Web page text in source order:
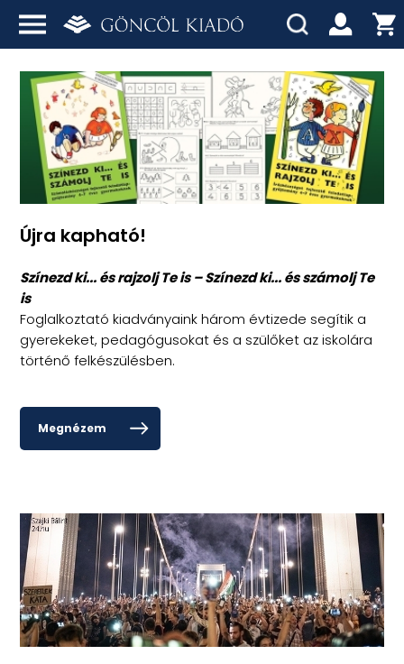
Újra kapható!
Színezd ki... és rajzolj Te is – Színezd ki... és számolj Te
is
Foglalkoztató kiadványaink három évtizede segítik a
gyerekeket, pedagógusokat és a szülőket az iskolára
történő felkészülésben.
Megnézem